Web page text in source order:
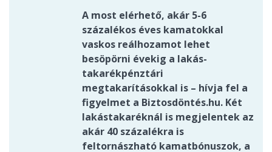
A most elérhető, akár 5-6
százalékos éves kamatokkal
vaskos reálhozamot lehet
besöpörni évekig a lakás-
takarékpénztári
megtakarításokkal is – hívja fel a
figyelmet a Biztosdöntés.hu. Két
lakástakaréknál is megjelentek az
akár 40 százalékra is
feltornászható kamatbónuszok, a